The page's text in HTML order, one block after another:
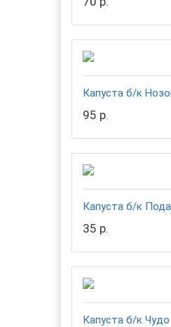
Капуста б/к
95 р.
Капуста б/к
35 р.
Капуста б/к